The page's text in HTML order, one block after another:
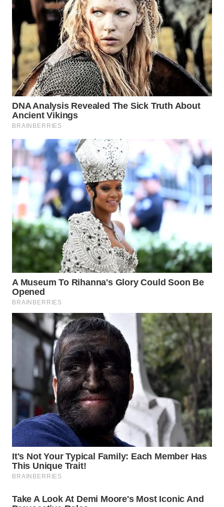
WN
LABUHANBATU
WN
TAPANULI
TENGAH
WN DELI
SERDANG
WN
TEBING
TINGGI
PAKPAK
WN
KARAWANG
WN
BEKASI
WN
BOGOR
WN
DEPOK
WN
TAPANULI
UTARA
WN
SAMOSIR
WN
PADANG
LAWAS